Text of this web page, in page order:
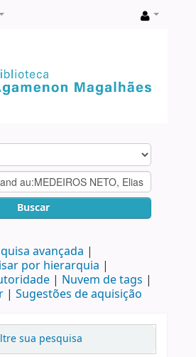
Buscar
avançada
por hierarquia
Nuvem de tags
Sugestões de aquisição
sua pesquisa